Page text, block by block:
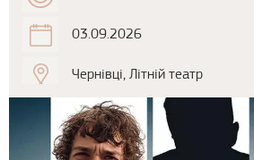
03.09.2026
Чернівці, Літній театр